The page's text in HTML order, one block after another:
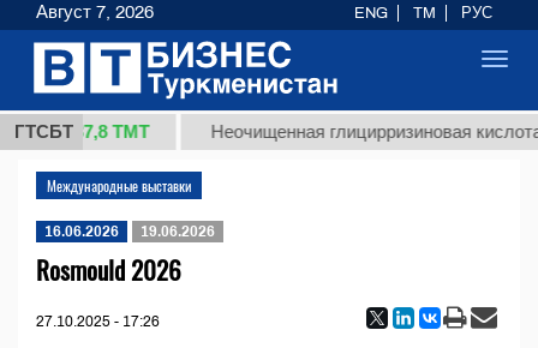
ГТСБТ
1 (кг.) 37,8 ТМТ Неочищенная глицирризиновая
Международные выставки
16.06.2026 19.06.2026
Rosmould 2026
27.10.2025 - 17:26
Август 7, 2026 ENG TM РУС